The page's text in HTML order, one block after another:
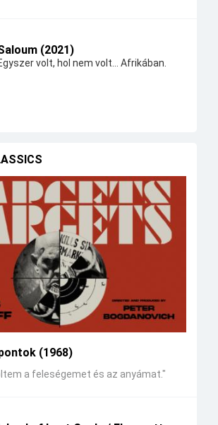
(2021)
volt, hol nem volt... Afrikában.
(1968)
a feleségemet és az anyámat."